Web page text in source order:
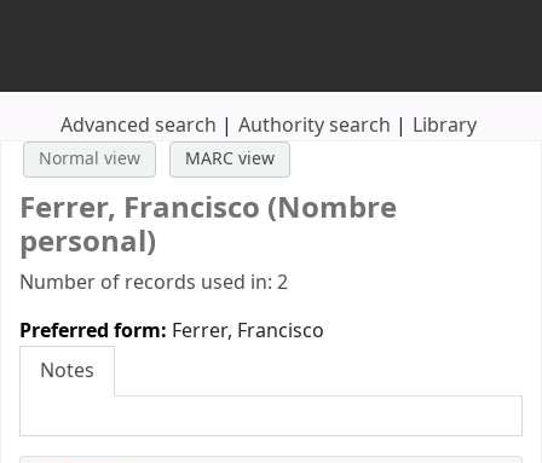
Advanced search Authority search Library
Normal view MARC view
Ferrer, Francisco (Nombre
personal)
Number of records used in: 2
Preferred form: Ferrer, Francisco
Notes